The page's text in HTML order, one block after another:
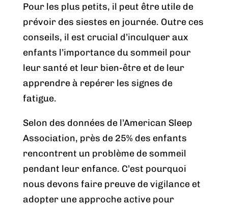
Pour les plus petits, il peut être utile de
prévoir des siestes en journée. Outre ces
conseils, il est crucial d’inculquer aux
enfants l’importance du sommeil pour
leur santé et leur bien-être et de leur
apprendre à repérer les signes de
fatigue.
Selon des données de l’American Sleep
Association, près de 25% des enfants
rencontrent un problème de sommeil
pendant leur enfance. C’est pourquoi
nous devons faire preuve de vigilance et
adopter une approche active pour